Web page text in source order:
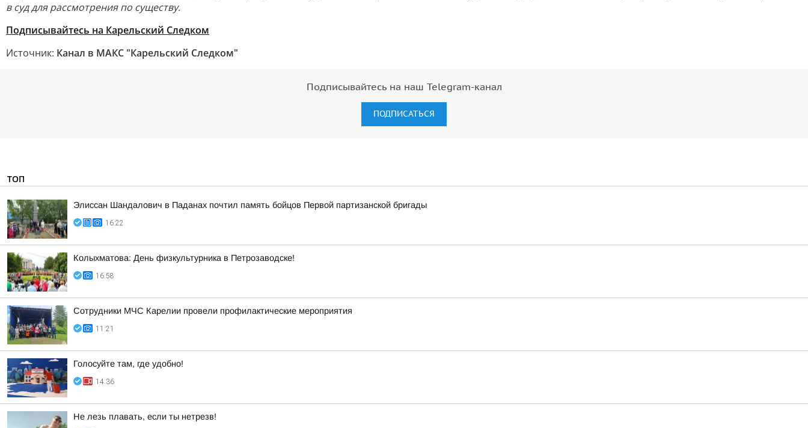
в суд для рассмотрения по существу.
Подписывайтесь на Карельский Следком
Источник: Канал в МАКС "Карельский Следком"
Подписывайтесь на наш Telegram-канал
ПОДПИСАТЬСЯ
ТОП
Элиссан Шандалович в Паданах почтил память бойцов Первой партизанской бригады
16:22
Колыхматова: День физкультурника в Петрозаводске!
16:58
Сотрудники МЧС Карелии провели профилактические мероприятия
11:21
Голосуйте там, где удобно!
14:36
Не лезь плавать, если ты нетрезв!